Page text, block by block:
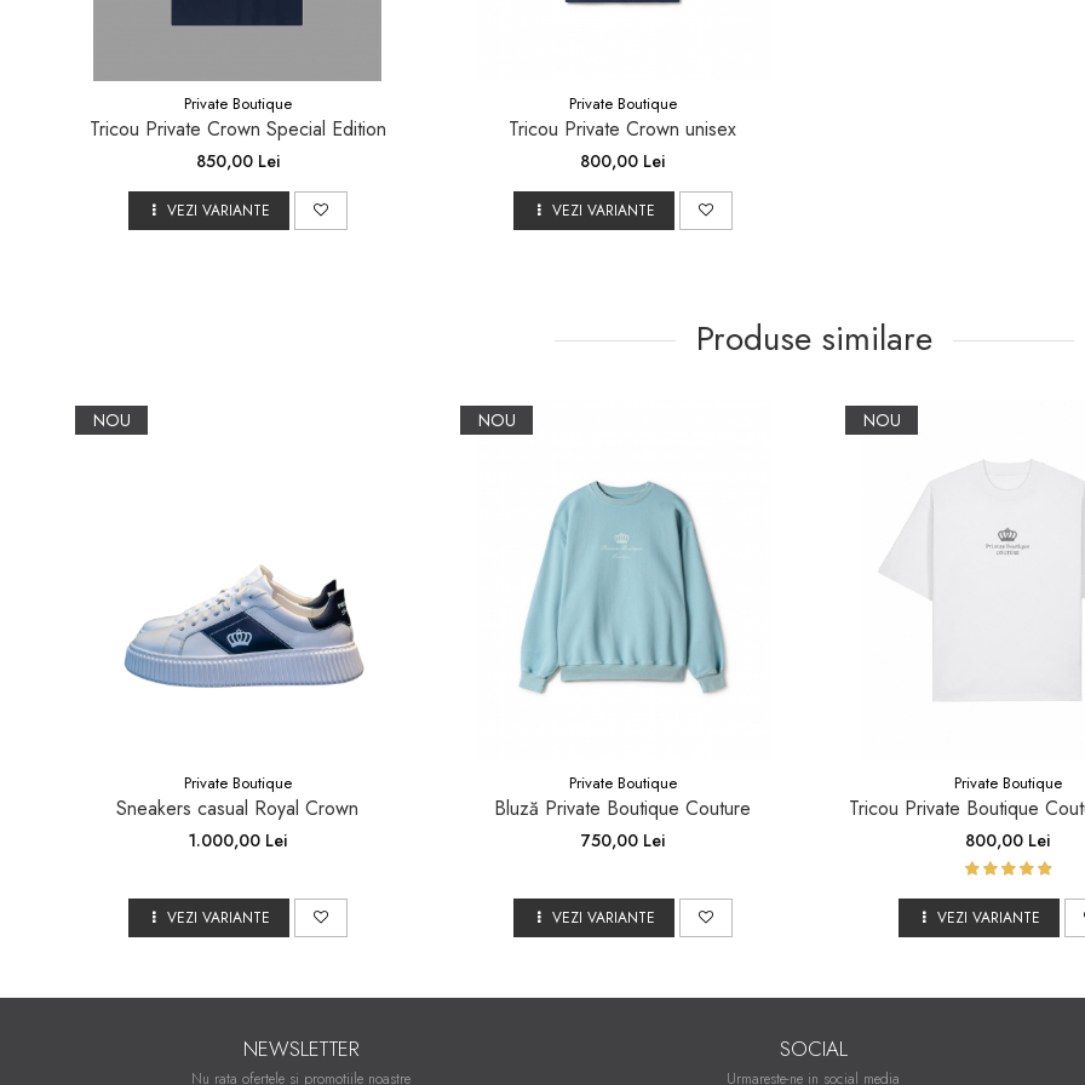
Private Boutique
Tricou Private Crown Special Edition
850,00 Lei
VEZI VARIANTE
Private Boutique
Tricou Private Crown unisex
800,00 Lei
VEZI VARIANTE
Produse similare
NOU
Private Boutique
Sneakers casual Royal Crown
1.000,00 Lei
VEZI VARIANTE
NOU
Private Boutique
Bluză Private Boutique Couture
750,00 Lei
VEZI VARIANTE
NOU
Private Boutique
Tricou Private Boutique
800,00 Lei
VEZI VARIANTE
NEWSLETTER
Nu rata ofertele si promotiile noastre
SOCIAL
Urmareste-ne in social media